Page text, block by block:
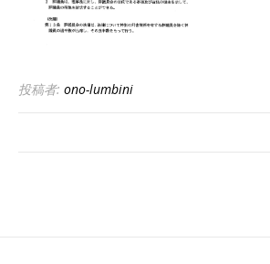
投稿者: ono-lumbini